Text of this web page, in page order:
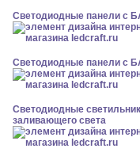
Cветодиодные панели с
Cветодиодные панели с
Светодиодные
заливающего света